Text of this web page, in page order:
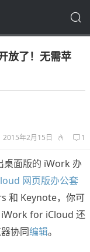
放了！无需苹
2015年2月15日 1
桌面版的 iWork 办
网页版办公套
和 Keynote，你可
iWork for iCloud 还
协同编辑。